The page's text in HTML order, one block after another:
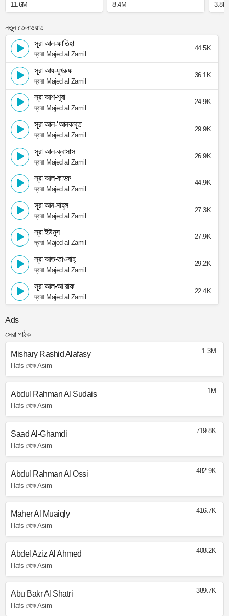
11.6M
8.4M
3.8M
নতুন তেলাওয়াত
সূরা আল-ফাতিহা
দ্বারা Majed al Zamil
44.5K
সূরা আয-যুখরুফ
দ্বারা Majed al Zamil
36.1K
সূরা আশ-শূরা
দ্বারা Majed al Zamil
24.9K
সূরা আল-‘আনকাবূত
দ্বারা Majed al Zamil
29.9K
সূরা আল-ক্বাসাস
দ্বারা Majed al Zamil
26.9K
সূরা আল-কাহফ
দ্বারা Majed al Zamil
44.9K
সূরা আন-নাহ্‌ল
দ্বারা Majed al Zamil
27.3K
সূরা ইউনুস
দ্বারা Majed al Zamil
27.9K
সূরা আত-তাওবাহ্
দ্বারা Majed al Zamil
29.2K
সূরা আল-আ‘রাফ
দ্বারা Majed al Zamil
22.4K
Ads
সেরা পাঠক
Mishary Rashid Alafasy
Hafs থেকে Asim
1.3M
Abdul Rahman Al Sudais
Hafs থেকে Asim
1M
Saad Al-Ghamdi
Hafs থেকে Asim
719.8K
Abdul Rahman Al Ossi
Hafs থেকে Asim
482.9K
Maher Al Muaiqly
Hafs থেকে Asim
416.7K
Abdel Aziz Al Ahmed
Hafs থেকে Asim
408.2K
Abu Bakr Al Shatri
Hafs থেকে Asim
389.7K